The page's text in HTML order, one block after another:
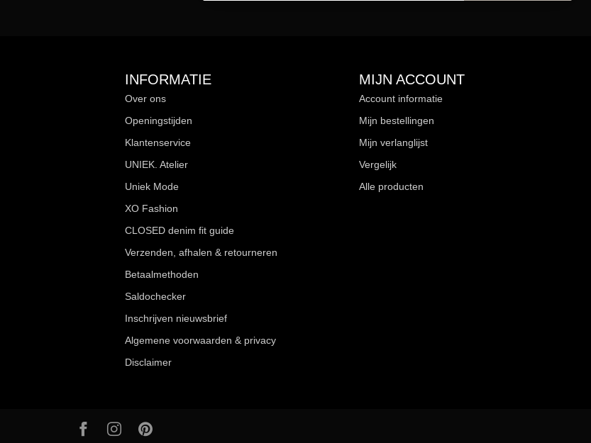
INFORMATIE
Over ons
Openingstijden
Klantenservice
UNIEK. Atelier
Uniek Mode
XO Fashion
CLOSED denim fit guide
Verzenden, afhalen & retourneren
Betaalmethoden
Saldochecker
Inschrijven nieuwsbrief
Algemene voorwaarden & privacy
Disclaimer
MIJN ACCOUNT
Account informatie
Mijn bestellingen
Mijn verlanglijst
Vergelijk
Alle producten